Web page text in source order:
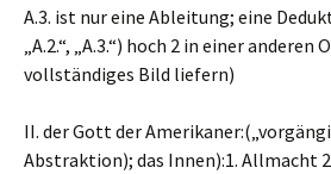
A.3. ist nur eine Ableitung; eine
„A.2.“, „A.3.“) hoch 2 in einer anderen
vollständiges Bild liefern)
II. der Gott der
Abstraktion); das Innen):1. Allmacht